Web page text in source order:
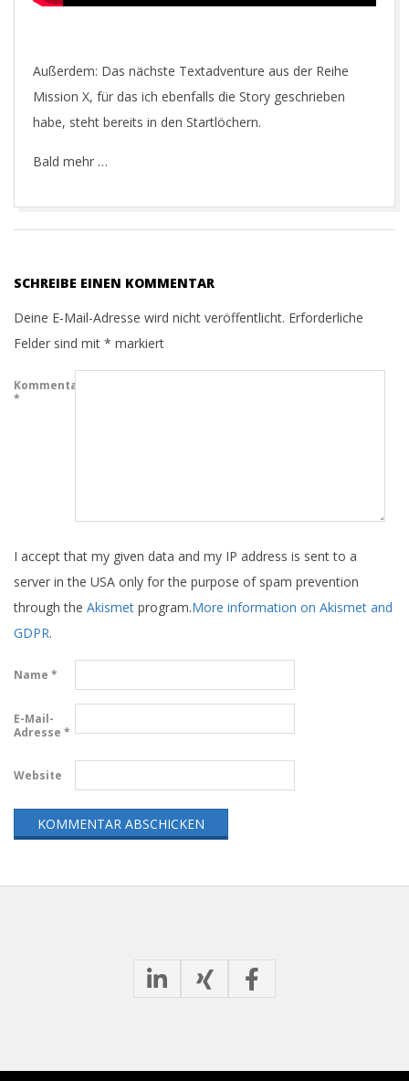
Außerdem: Das nächste Textadventure aus der Reihe
Mission X, für das ich ebenfalls die Story geschrieben
habe, steht bereits in den Startlöchern.
Bald mehr …
SCHREIBE EINEN KOMMENTAR
Deine E-Mail-Adresse wird nicht veröffentlicht. Erforderliche
Felder sind mit * markiert
Kommentar
*
I accept that my given data and my IP address is sent to a
server in the USA only for the purpose of spam prevention
through the Akismet program.More information on Akismet and
GDPR.
Name *
E-Mail-
Adresse *
Website